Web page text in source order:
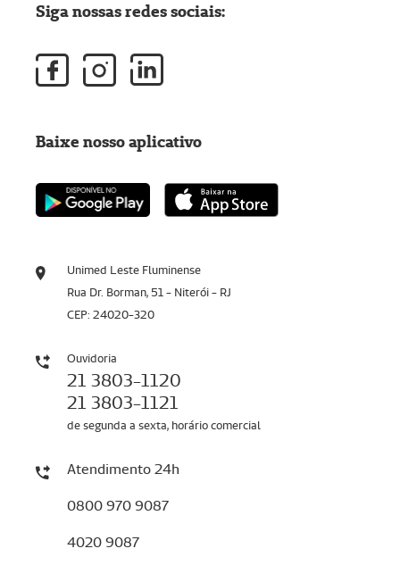
Unimed Leste Fluminense
Rua Dr. Borman, 51 - Niterói - RJ
CEP: 24020-320
Ouvidoria
21 3803-1120
21 3803-1121
de segunda a sexta, horário comercial
Atendimento 24h
0800 970 9087
4020 9087
Siga nossas redes sociais:
Baixe nosso aplicativo